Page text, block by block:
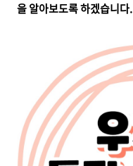
을 알아보도록 하겠습니다.